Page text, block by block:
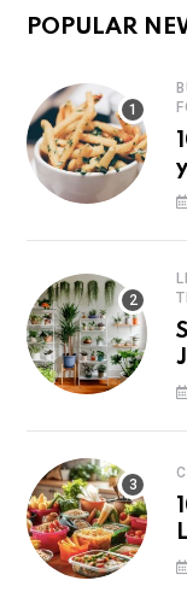
POPULAR